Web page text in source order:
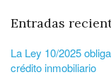
Entradas
La Ley 10/2025
crédito inmobiliario